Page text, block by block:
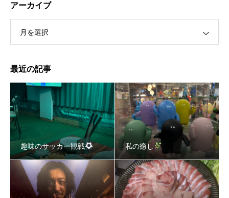
私の癒し
アーカイブ
月を選択
最近の記事
趣味のサッカー観戦 私の癒し